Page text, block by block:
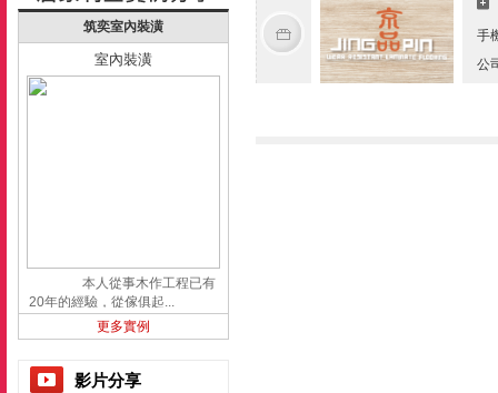
筑奕室內裝潢
室內裝潢
本人從事木作工程已有
20年的經驗，從傢俱起...
更多實例
影片分享
手
公